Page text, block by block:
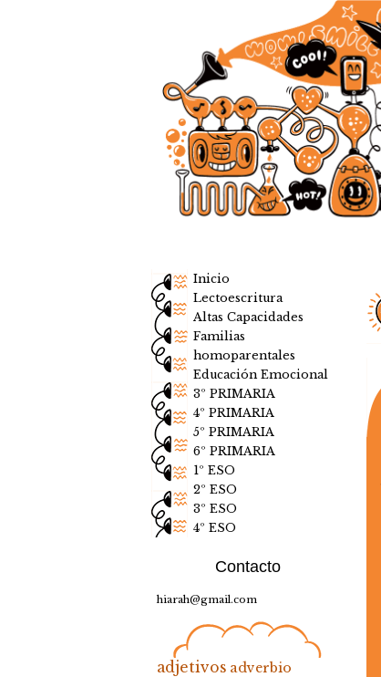
Inicio
Lectoescritura
Altas Capacidades
Familias
homoparentales
Educación Emocional
3º PRIMARIA
4º PRIMARIA
5º PRIMARIA
6º PRIMARIA
1º ESO
2º ESO
3º ESO
4º ESO
Contacto
hiarah@gmail.com
adjetivos adverbio